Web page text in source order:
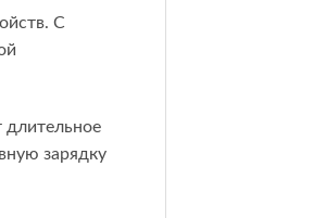
С
длительное
зарядку